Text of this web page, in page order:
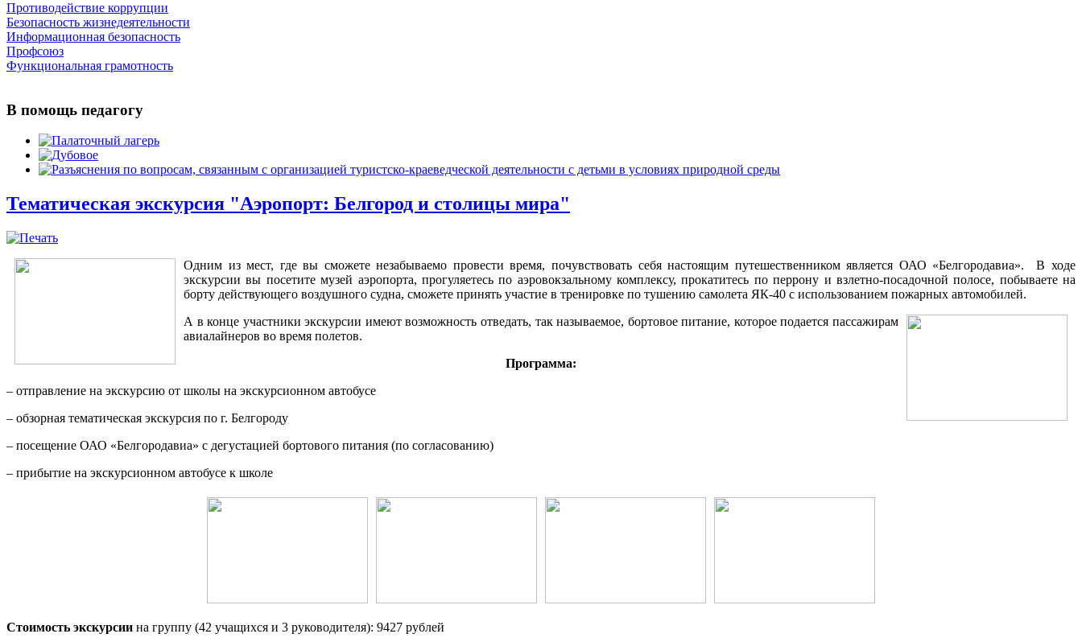
Противодействие коррупции
Безопасность жизнедеятельности
Информационная безопасность
Профсоюз
Функциональная грамотность
В помощь педагогу
Тематическая экскурсия "Аэропорт: Белгород и столицы мира"
Одним из мест, где вы сможете незабываемо провести время, почувствовать себя настоящим путешественником является ОАО «Белгородавиа». В ходе
экскурсии вы посетите музей аэропорта, прогуляетесь по аэровокзальному комплексу, прокатитесь по перрону и взлетно-посадочной полосе, побываете на
борту действующего воздушного судна, сможете принять участие в тренировке по тушению самолета ЯК-40 с использованием пожарных автомобилей.
А в конце участники экскурсии имеют возможность отведать, так называемое, бортовое питание, которое подается пассажирам
авиалайнеров во время полетов.
Программа:
– отправление на экскурсию от школы на экскурсионном автобусе
– обзорная тематическая экскурсия по г. Белгороду
– посещение ОАО «Белгородавиа» с дегустацией бортового питания (по согласованию)
– прибытие на экскурсионном автобусе к школе
Стоимость экскурсии на группу (42 учащихся и 3 руководителя): 9427 рублей